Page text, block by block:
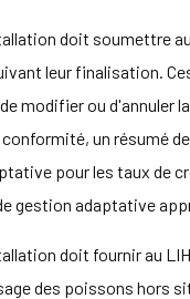
doit soumettre
leur finalisation.
modifier ou
un résumé
pour les taux de
gestion adaptative
doit fournir au
des poissons hors